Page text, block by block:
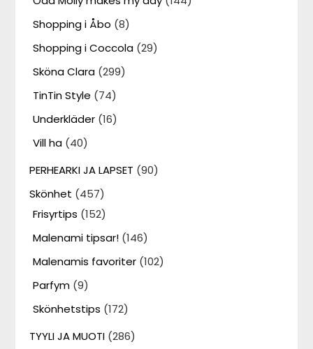
Shopping i Åbo (8)
Shopping i Coccola (29)
Sköna Clara (299)
TinTin Style (74)
Underkläder (16)
Vill ha (40)
PERHEARKI JA LAPSET (90)
Skönhet (457)
Frisyrtips (152)
Malenami tipsar! (146)
Malenamis favoriter (102)
Parfym (9)
Skönhetstips (172)
TYYLI JA MUOTI (286)